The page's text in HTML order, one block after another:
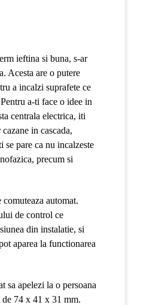
ieftina si buna, s-ar
Acesta are o putere
a incalzi suprafete ce
a-ti face o idee in
centrala electrica, iti
in cascada,
se pare ca nu incalzeste
precum si
automat.
de control ce
din instalatie, si
aparea la functionarea
sa apelezi la o persoana
de 74 x 41 x 31 mm.